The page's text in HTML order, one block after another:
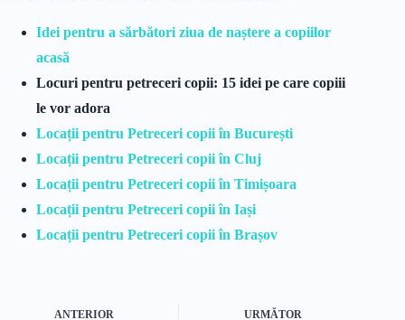
Idei pentru a sărbători ziua de naștere a copiilor
acasă
Locuri pentru petreceri copii: 15 idei pe care copiii
le vor adora
Locații pentru Petreceri copii în București
Locații pentru Petreceri copii în Cluj
Locații pentru Petreceri copii în Timișoara
Locații pentru Petreceri copii în Iași
Locații pentru Petreceri copii în Brașov
ANTERIOR URMĂTOR